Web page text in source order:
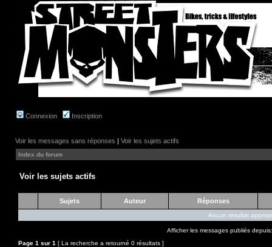
Connexion Inscription
Voir les messages sans réponses | Voir les sujets actifs
Index du forum
Voir les sujets actifs
Sujets Auteur Réponses
Aucun résultat
Afficher les messages publiés depuis:
Page 1 sur 1 [ La recherche a retourné 0 résultats ]